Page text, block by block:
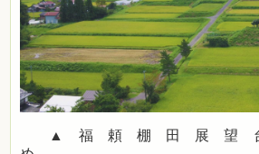
▲福頼棚田展望